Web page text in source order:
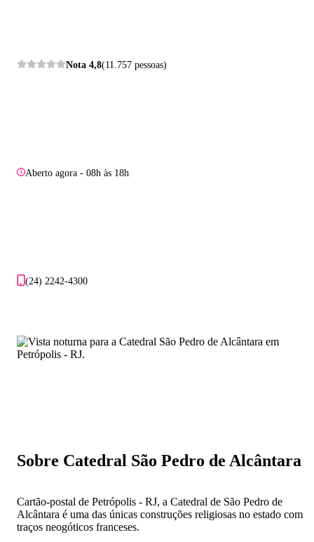
Nota 4,8(11.757 pessoas)
Aberto agora - 08h às 18h
(24) 2242-4300
Sobre Catedral São Pedro de Alcântara
Cartão-postal de Petrópolis - RJ, a Catedral de São Pedro de
Alcântara é uma das únicas construções religiosas no estado com
traços neogóticos franceses.